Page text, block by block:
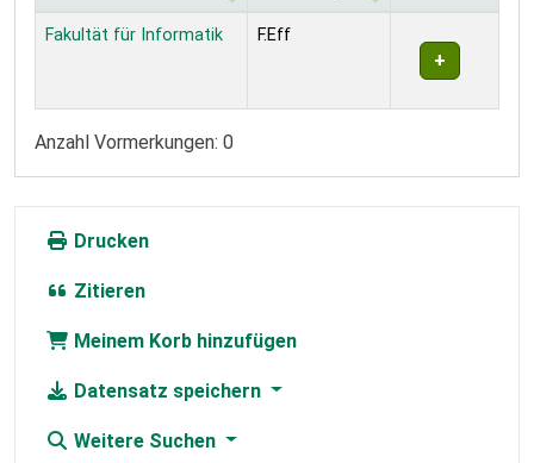
Exemplare
Fakultät für Informatik F.Eff
Anzahl Vormerkungen: 0
Drucken
Zitieren
Meinem Korb hinzufügen
Datensatz speichern
Weitere Suchen